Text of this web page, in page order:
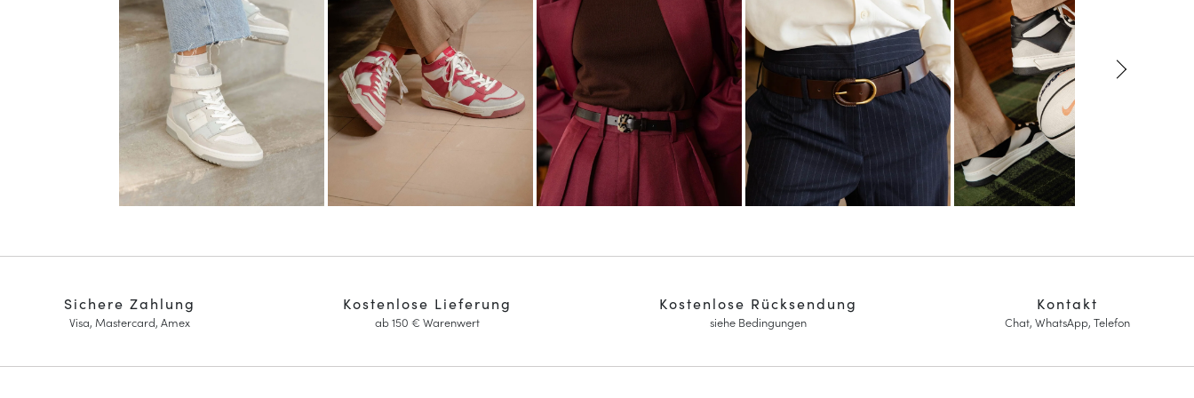
Kostenlose Lieferung
ab 150 € Warenwert
Kostenlose Rücksendung
siehe Bedingungen
Sichere Zahlung
Visa, Mastercard, Amex
Kontakt
Chat, WhatsApp, Telefon